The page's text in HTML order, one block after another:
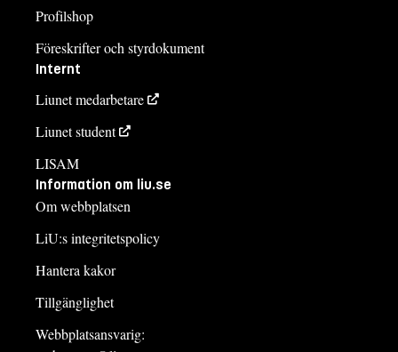
Profilshop
Föreskrifter och styrdokument
Internt
Liunet medarbetare
Liunet student
LISAM
Information om liu.se
Om webbplatsen
LiU:s integritetspolicy
Hantera kakor
Tillgänglighet
Webbplatsansvarig: